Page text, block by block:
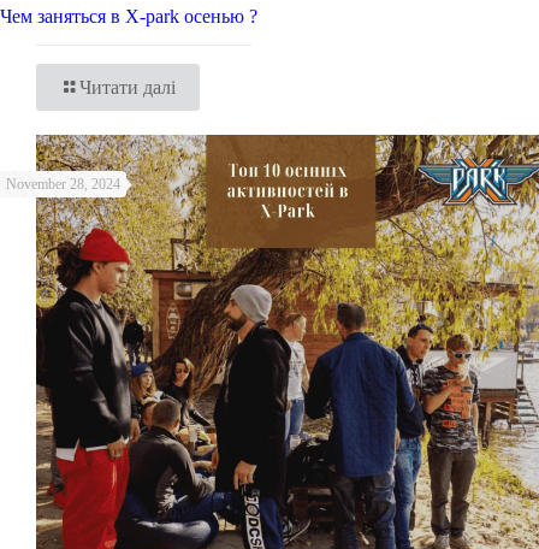
Чем заняться в X-park осенью ?
Читати далі
November 28, 2024